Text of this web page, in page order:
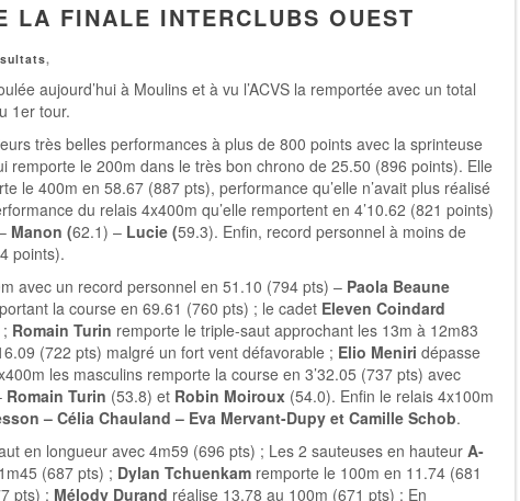
LA FINALE INTERCLUBS OUEST
,
aujourd’hui à Moulins et à vu l’ACVS la remportée avec un total
1er tour.
très belles performances à plus de 800 points avec la sprinteuse
remporte le 200m dans le très bon chrono de 25.50 (896 points). Elle
le 400m en 58.67 (887 pts), performance qu’elle n’avait plus réalisé
du relais 4x400m qu’elle remportent en 4’10.62 (821 points)
Manon (62.1) – Lucie (59.3). Enfin, record personnel à moins de
points).
avec un record personnel en 51.10 (794 pts) – Paola Beaune
la course en 69.61 (760 pts) ; le cadet Eleven Coindard
Romain Turin remporte le triple-saut approchant les 13m à 12m83
(722 pts) malgré un fort vent défavorable ; Elio Meniri dépasse
les masculins remporte la course en 3’32.05 (737 pts) avec
Romain Turin (53.8) et Robin Moiroux (54.0). Enfin le relais 4x100m
– Célia Chauland – Eva Mervant-Dupy et Camille Schob.
en longueur avec 4m59 (696 pts) ; Les 2 sauteuses en hauteur A-
(687 pts) ; Dylan Tchuenkam remporte le 100m en 11.74 (681
pts) ; Mélody Durand réalise 13.78 au 100m (671 pts) ; En